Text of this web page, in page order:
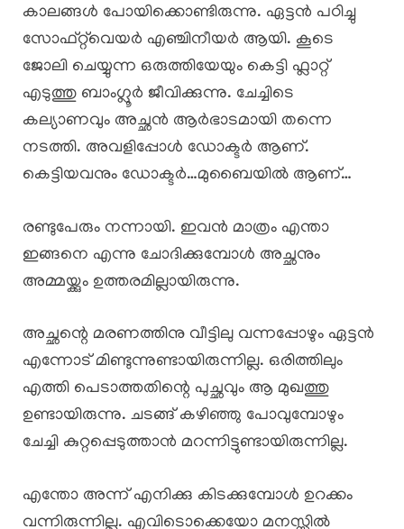
കാലങ്ങൾ പോയിക്കൊണ്ടിരുന്നു. ഏട്ടൻ പഠിച്ചു
സോഫ്റ്റ്‌വെയർ എഞ്ചിനീയർ ആയി. കൂടെ
ജോലി ചെയ്യുന്ന ഒരുത്തിയേയും കെട്ടി ഫ്ലാറ്റ്
എടുത്തു ബാംഗ്ലൂർ ജീവിക്കുന്നു. ചേച്ചിടെ
കല്യാണവും അച്ഛൻ ആർഭാടമായി തന്നെ
നടത്തി. അവളിപ്പോൾ ഡോക്ടർ ആണ്.
കെട്ടിയവനും ഡോക്ടർ…മുബൈയിൽ ആണ്…
രണ്ടുപേരും നന്നായി. ഇവൻ മാത്രം എന്താ
ഇങ്ങനെ എന്നു ചോദിക്കുമ്പോൾ അച്ഛനും
അമ്മയ്ക്കും ഉത്തരമില്ലായിരുന്നു.
അച്ഛന്റെ മരണത്തിനു വീട്ടിലു വന്നപ്പോഴും ഏട്ടൻ
എന്നോട് മിണ്ടുന്നുണ്ടായിരുന്നില്ല. ഒരിത്തിലും
എത്തി പെടാത്തതിന്റെ പുച്ഛവും ആ മുഖത്തു
ഉണ്ടായിരുന്നു. ചടങ്ങ് കഴിഞ്ഞു പോവുമ്പോഴും
ചേച്ചി കുറ്റപ്പെടുത്താൻ മറന്നിട്ടുണ്ടായിരുന്നില്ല.
എന്തോ അന്ന് എനിക്കു കിടക്കുമ്പോൾ ഉറക്കം
വന്നിരുന്നില്ല. എവിടൊക്കെയോ മനസ്സിൽ